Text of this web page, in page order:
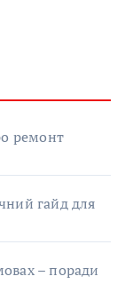
ремонт
гайд для
– поради